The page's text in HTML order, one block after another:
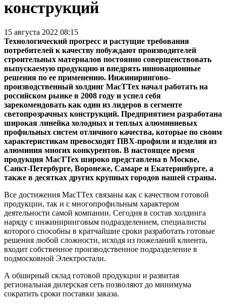
конструкций
15 августа 2022 08:15
Технологический прогресс и растущие требования
потребителей к качеству побуждают производителей
строительных материалов постоянно совершенствовать
выпускаемую продукцию и внедрять инновационные
решения по ее применению. Инжинирингово-
производственный холдинг МасТТех начал работать на
российском рынке в 2008 году и успел себя
зарекомендовать как один из лидеров в сегменте
светопрозрачных конструкций. Предприятием разработана
широкая линейка холодных и теплых алюминиевых
профильных систем отличного качества, которые по своим
характеристикам превосходят ПВХ-профили и изделия из
алюминия многих конкурентов. В настоящее время
продукция МасТТех широко представлена в Москве,
Санкт-Петербурге, Воронеже, Самаре и Екатеринбурге, а
также в десятках других крупных городов нашей страны.
Все достижения МасТТех связаны как с качеством готовой
продукции, так и с многопрофильным характером
деятельности самой компании. Сегодня в состав холдинга
наряду с инжиниринговым подразделением, специалисты
которого способны в кратчайшие сроки разработать готовые
решения любой сложности, исходя из пожеланий клиента,
входит собственное производственное подразделение в
подмосковной Электростали.
А обширный склад готовой продукции и развитая
региональная дилерская сеть позволяют до минимума
сократить сроки поставки заказа.